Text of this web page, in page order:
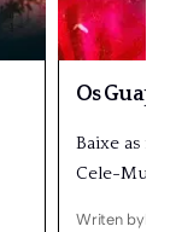
Os
Baixe as
Cele-
Writen by